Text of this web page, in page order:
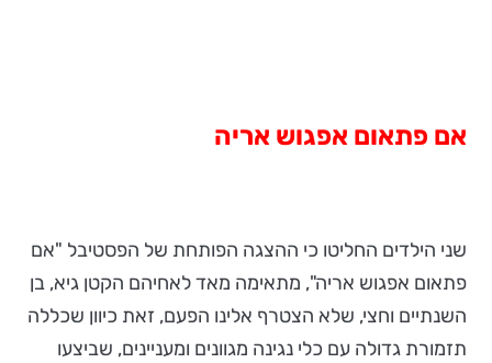
אם פתאום אפגוש אריה
שני הילדים החליטו כי ההצגה הפותחת של הפסטיבל "אם
פתאום אפגוש אריה", מתאימה מאד לאחיהם הקטן גיא, בן
השנתיים וחצי, שלא הצטרף אלינו הפעם, זאת כיוון שכללה
תזמורת גדולה עם כלי נגינה מגוונים ומעניינים, שביצעו